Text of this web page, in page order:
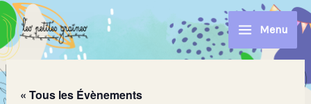
Aller
au
contenu
Menu
« Tous les Évènements